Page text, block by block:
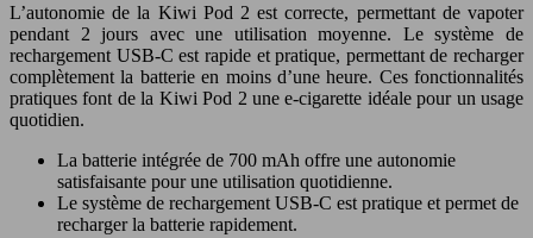
L’autonomie de la Kiwi Pod 2 est correcte, permettant de vapoter
pendant 2 jours avec une utilisation moyenne. Le système de
rechargement USB-C est rapide et pratique, permettant de recharger
complètement la batterie en moins d’une heure. Ces fonctionnalités
pratiques font de la Kiwi Pod 2 une e-cigarette idéale pour un usage
quotidien.
La batterie intégrée de 700 mAh offre une autonomie
satisfaisante pour une utilisation quotidienne.
Le système de rechargement USB-C est pratique et permet de
recharger la batterie rapidement.